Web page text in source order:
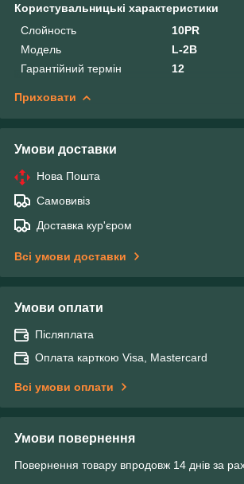
Користувальницькі характеристики
Слойность
10PR
Модель
L-2B
Гарантійний термін
12
Приховати
Умови доставки
Нова Пошта
Самовивіз
Доставка кур'єром
Всі умови доставки
Умови оплати
Післяплата
Оплата карткою Visa, Mastercard
Всі умови оплати
Умови повернення
Повернення товару впродовж 14 днів за